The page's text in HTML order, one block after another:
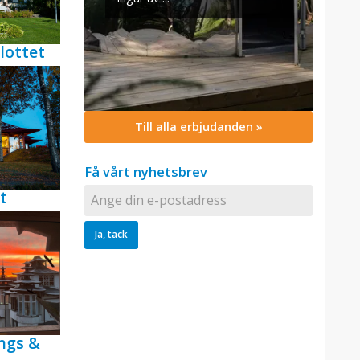
&
Till alla erbjudanden »
Få vårt nyhetsbrev